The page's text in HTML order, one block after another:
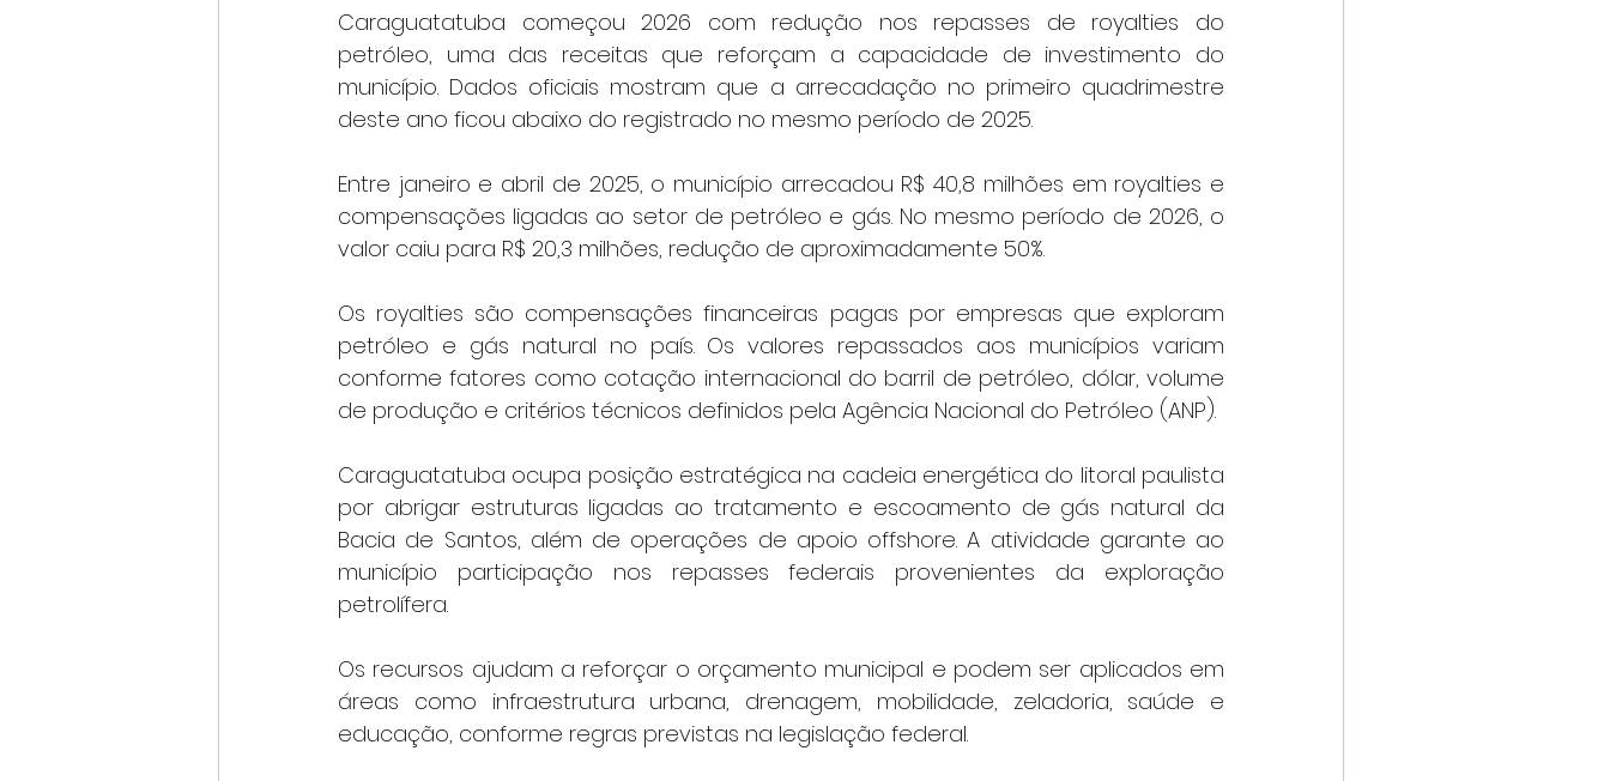
Caraguatatuba começou 2026 com redução nos repasses de royalties do
petróleo, uma das receitas que reforçam a capacidade de investimento do
município. Dados oficiais mostram que a arrecadação no primeiro quadrimestre
deste ano ficou abaixo do registrado no mesmo período de 2025.
Entre janeiro e abril de 2025, o município arrecadou R$ 40,8 milhões em royalties e
compensações ligadas ao setor de petróleo e gás. No mesmo período de 2026, o
valor caiu para R$ 20,3 milhões, redução de aproximadamente 50%.
Os royalties são compensações financeiras pagas por empresas que exploram
petróleo e gás natural no país. Os valores repassados aos municípios variam
conforme fatores como cotação internacional do barril de petróleo, dólar, volume
de produção e critérios técnicos definidos pela Agência Nacional do Petróleo (ANP).
Caraguatatuba ocupa posição estratégica na cadeia energética do litoral paulista
por abrigar estruturas ligadas ao tratamento e escoamento de gás natural da
Bacia de Santos, além de operações de apoio offshore. A atividade garante ao
município participação nos repasses federais provenientes da exploração
petrolífera.
Os recursos ajudam a reforçar o orçamento municipal e podem ser aplicados em
áreas como infraestrutura urbana, drenagem, mobilidade, zeladoria, saúde e
educação, conforme regras previstas na legislação federal.